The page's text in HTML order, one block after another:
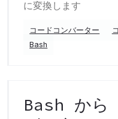
に変換します
コードコンバーター
Bash
Bash か